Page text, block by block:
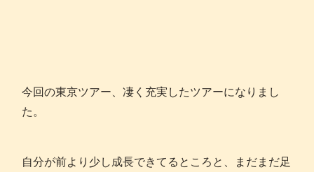
今回の東京ツアー、凄く充実したツアーになりまし
た。
自分が前より少し成長できてるところと、まだまだ足